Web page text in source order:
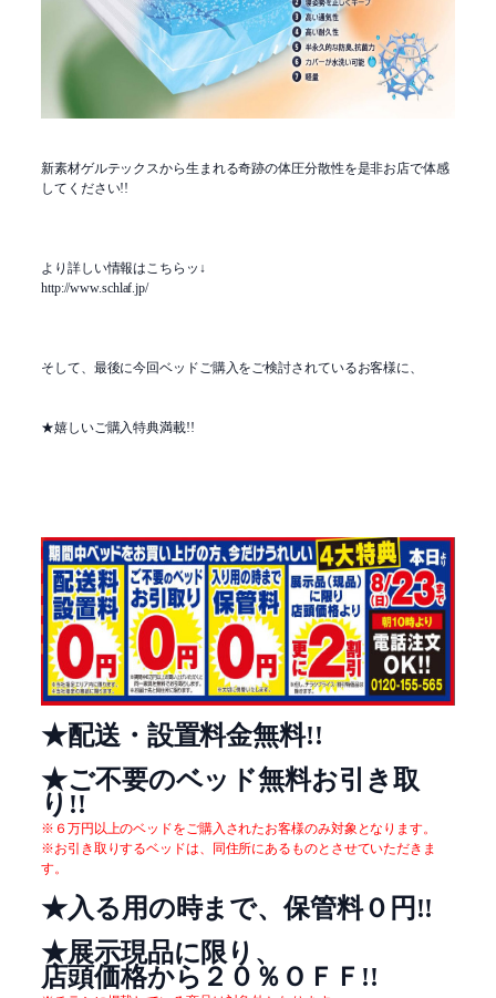
新素材ゲルテックスから生まれる奇跡の体圧分散性を是非お店で体感
してください!!
より詳しい情報はこちらッ↓
http://www.schlaf.jp/
そして、最後に今回ベッドご購入をご検討されているお客様に、
★嬉しいご購入特典満載!!
★配送・設置料金無料!!
★ご不要のベッド無料お引き取
り!!
※６万円以上のベッドをご購入されたお客様のみ対象となります。
※お引き取りするベッドは、同住所にあるものとさせていただきま
す。
★入る用の時まで、保管料０円!!
★展示現品に限り、
店頭価格から２０％ＯＦＦ!!